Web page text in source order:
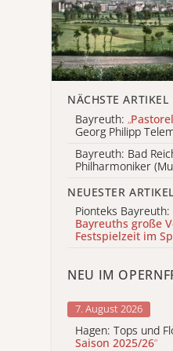
NÄCHSTE ARTIKEL
Bayreuth: „
Georg Philipp
Bayreuth: Bad
Philharmoniker
NEUESTER ARTIKEL
Pionteks Bayreuth:
Bayreuths große
Festspielzeit im
NEU IM
7. August 2026
Hagen: Tops und
Saison 2025/26“